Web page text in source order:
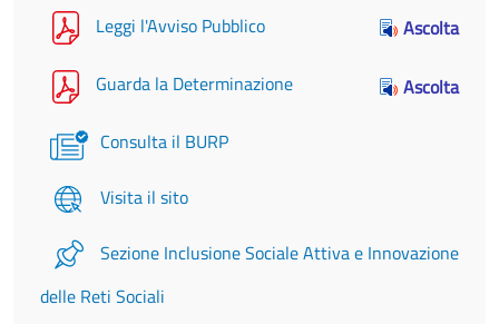
Leggi l'Avviso Pubblico Ascolta
Guarda la Determinazione Ascolta
Consulta il BURP
Visita il sito
Sezione Inclusione Sociale Attiva e Innovazione
delle Reti Sociali